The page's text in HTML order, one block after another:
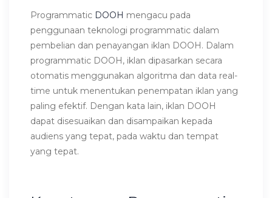
Programmatic DOOH mengacu pada
penggunaan teknologi programmatic dalam
pembelian dan penayangan iklan DOOH. Dalam
programmatic DOOH, iklan dipasarkan secara
otomatis menggunakan algoritma dan data real-
time untuk menentukan penempatan iklan yang
paling efektif. Dengan kata lain, iklan DOOH
dapat disesuaikan dan disampaikan kepada
audiens yang tepat, pada waktu dan tempat
yang tepat.